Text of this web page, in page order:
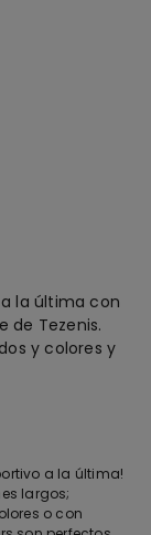
la última con
de Tezenis.
y colores y
a la última!
largos;
o con